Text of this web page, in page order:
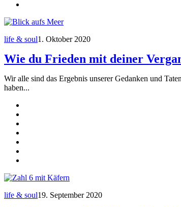
life & soul1. Oktober 2020
Wie du Frieden mit deiner
Wir alle sind das Ergebnis unserer Gedanken und
haben...
life & soul19. September 2020